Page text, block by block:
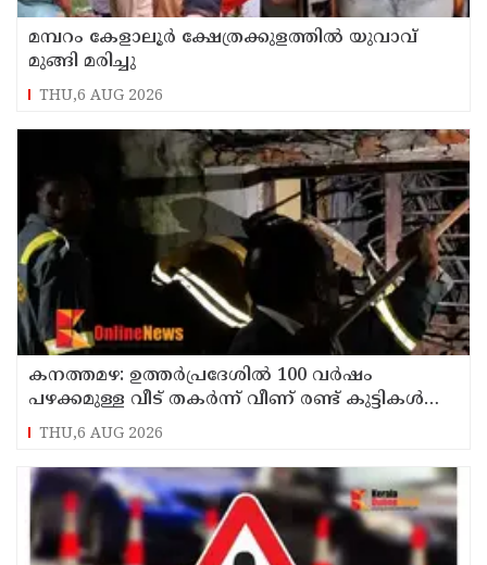
മമ്പറം കേളാലൂർ ക്ഷേത്രക്കുളത്തിൽ യുവാവ്
മുങ്ങി മരിച്ചു
THU,6 AUG 2026
കനത്തമഴ: ഉത്തര്‍പ്രദേശില്‍ 100 വര്‍ഷം
പഴക്കമുള്ള വീട് തകര്‍ന്ന് വീണ് രണ്ട് കുട്ടികള്‍
ഉള്‍പ്പടെ 6 പേര്‍ക്ക് ദാരുണാന്ത്യം
THU,6 AUG 2026